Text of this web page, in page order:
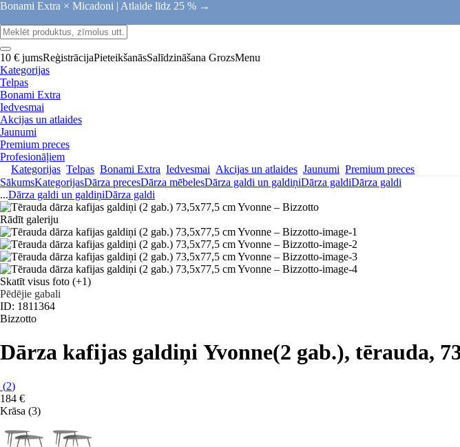
Bonami Extra × Micadoni | Atlaide līdz 25 % →
10 € jumsReģistrācijaPieteikšanāsSalīdzināšana GrozsMenu
Kategorijas
Telpas
Bonami Extra
Iedvesmai
Akcijas un atlaides
Jaunumi
Premium preces
Profesionāļiem
Kategorijas Telpas Bonami Extra Iedvesmai Akcijas un atlaides Jaunumi Premium preces
SākumsKategorijasDārza precesDārza mēbelesDārza galdi un galdiņiDārza galdiDārza galdi
...Dārza galdi un galdiņiDārza galdi
Rādīt galeriju
Skatīt visus foto (+1)
Pēdējie gabali
ID: 1811364
Bizzotto
Dārza kafijas galdiņi Yvonne(2 gab.), tērauda,
(2)
184 €
Krāsa (3)